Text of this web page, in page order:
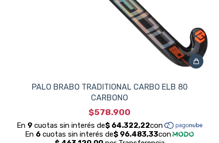
PALO BRABO TRADITIONAL CARBO ELB 80
CARBONO
$578.900